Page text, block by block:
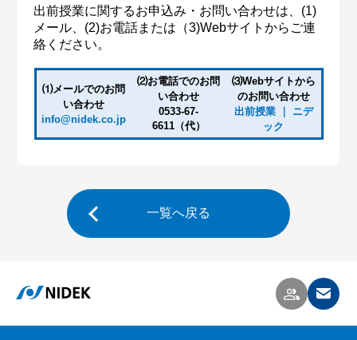
出前授業に関するお申込み・お問い合わせは、(1)
メール、(2)お電話または（3)Webサイトからご連
絡ください。
⑴メールでのお問
い合わせ
info@nidek.co.jp
⑵お電話でのお問
い合わせ
0533‐67‐
6611（代）
⑶Webサイトから
のお問い合わせ
出前授業 ｜ ニデ
ック
一覧へ戻る